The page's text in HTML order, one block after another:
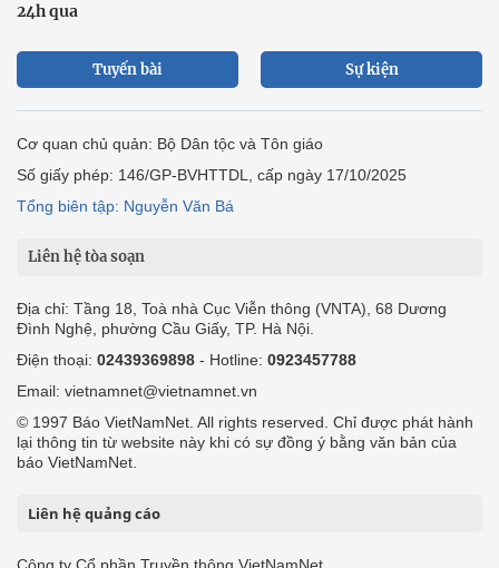
24h qua
Tuyến bài Sự kiện
Cơ quan chủ quản: Bộ Dân tộc và Tôn giáo
Số giấy phép: 146/GP-BVHTTDL, cấp ngày 17/10/2025
Tổng biên tập: Nguyễn Văn Bá
Liên hệ tòa soạn
Địa chỉ: Tầng 18, Toà nhà Cục Viễn thông (VNTA), 68 Dương
Đình Nghệ, phường Cầu Giấy, TP. Hà Nội.
Điện thoại: 02439369898 - Hotline: 0923457788
Email: vietnamnet@vietnamnet.vn
© 1997 Báo VietNamNet. All rights reserved. Chỉ được phát hành
lại thông tin từ website này khi có sự đồng ý bằng văn bản của
báo VietNamNet.
Liên hệ quảng cáo
Công ty Cổ phần Truyền thông VietNamNet